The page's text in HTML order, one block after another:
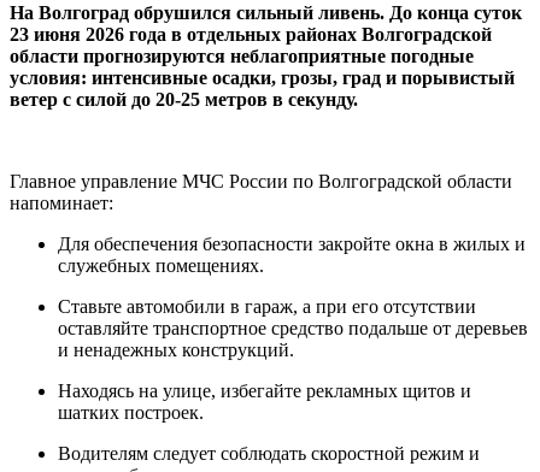
На Волгоград обрушился сильный ливень. До конца суток
23 июня 2026 года в отдельных районах Волгоградской
области прогнозируются неблагоприятные погодные
условия: интенсивные осадки, грозы, град и порывистый
ветер с силой до 20-25 метров в секунду.
Главное управление МЧС России по Волгоградской области
напоминает:
Для обеспечения безопасности закройте окна в жилых и
служебных помещениях.
Ставьте автомобили в гараж, а при его отсутствии
оставляйте транспортное средство подальше от деревьев
и ненадежных конструкций.
Находясь на улице, избегайте рекламных щитов и
шатких построек.
Водителям следует соблюдать скоростной режим и